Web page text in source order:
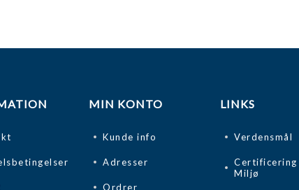
MIN KONTO
Kunde info
Adresser
Ordrer
LINKS
Verdensmål
Certificering
Miljø